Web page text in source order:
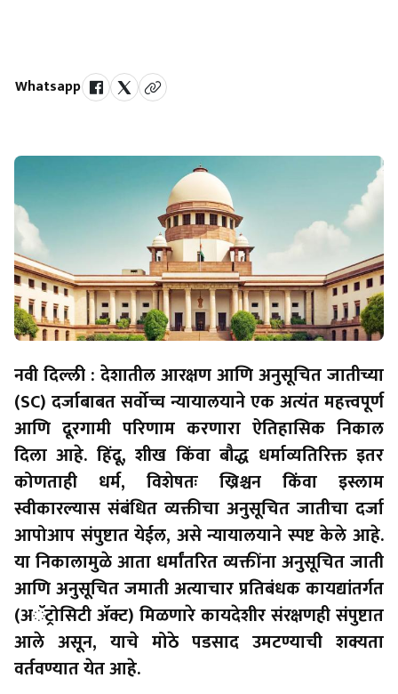
Whatsapp
नवी दिल्ली : देशातील आरक्षण आणि अनुसूचित जातीच्या
(SC) दर्जाबाबत सर्वोच्च न्यायालयाने एक अत्यंत महत्त्वपूर्ण
आणि दूरगामी परिणाम करणारा ऐतिहासिक निकाल
दिला आहे. हिंदू, शीख किंवा बौद्ध धर्माव्यतिरिक्त इतर
कोणताही धर्म, विशेषतः ख्रिश्चन किंवा इस्लाम
स्वीकारल्यास संबंधित व्यक्तीचा अनुसूचित जातीचा दर्जा
आपोआप संपुष्टात येईल, असे न्यायालयाने स्पष्ट केले आहे.
या निकालामुळे आता धर्मांतरित व्यक्तींना अनुसूचित जाती
आणि अनुसूचित जमाती अत्याचार प्रतिबंधक कायद्यांतर्गत
(अॅट्रोसिटी ॲक्ट) मिळणारे कायदेशीर संरक्षणही संपुष्टात
आले असून, याचे मोठे पडसाद उमटण्याची शक्यता
वर्तवण्यात येत आहे.